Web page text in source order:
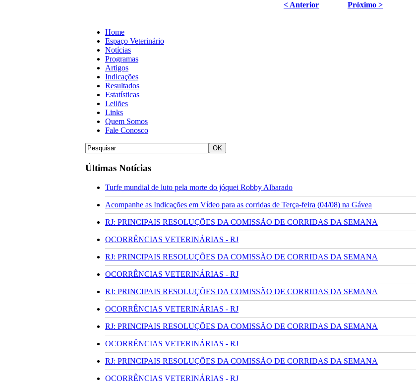
< Anterior Próximo >
Home
Espaço Veterinário
Notícias
Programas
Artigos
Indicações
Resultados
Estatísticas
Leilões
Links
Quem Somos
Fale Conosco
Últimas Notícias
Turfe mundial de luto pela morte do jóquei Robby Albarado
Acompanhe as Indicações em Vídeo para as corridas de Terça-feira (04/08) na Gávea
RJ: PRINCIPAIS RESOLUÇÕES DA COMISSÃO DE CORRIDAS DA SEMANA
OCORRÊNCIAS VETERINÁRIAS - RJ
RJ: PRINCIPAIS RESOLUÇÕES DA COMISSÃO DE CORRIDAS DA SEMANA
OCORRÊNCIAS VETERINÁRIAS - RJ
RJ: PRINCIPAIS RESOLUÇÕES DA COMISSÃO DE CORRIDAS DA SEMANA
OCORRÊNCIAS VETERINÁRIAS - RJ
RJ: PRINCIPAIS RESOLUÇÕES DA COMISSÃO DE CORRIDAS DA SEMANA
OCORRÊNCIAS VETERINÁRIAS - RJ
RJ: PRINCIPAIS RESOLUÇÕES DA COMISSÃO DE CORRIDAS DA SEMANA
OCORRÊNCIAS VETERINÁRIAS - RJ